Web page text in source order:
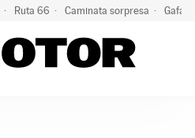
Ruta 66 Caminata sorpresa Gafas